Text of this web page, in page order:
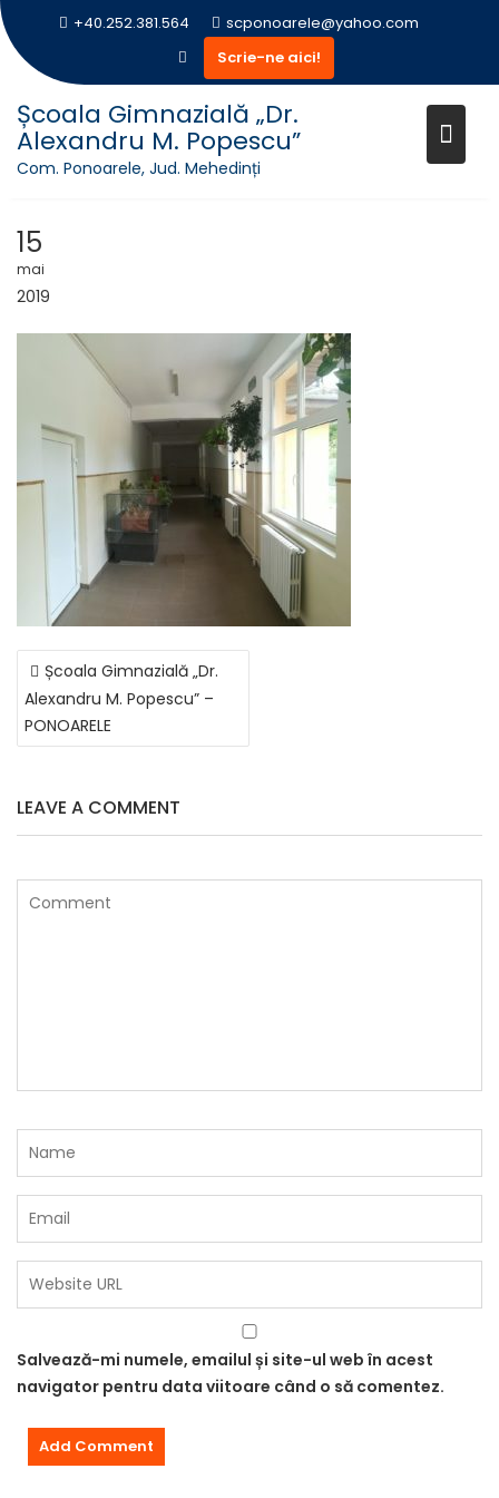
content
+40.252.381.564
scponoarele@yahoo.com
Scrie-ne aici!
Școala Gimnazială „Dr.
Alexandru M. Popescu”
Com. Ponoarele, Jud. Mehedinți
SCOALA-PONOARELE-08
15
mai
2019
NAVIGARE
ÎN
ARTICOLE
Școala Gimnazială „Dr.
Alexandru M. Popescu” –
PONOARELE
LEAVE A COMMENT
Salvează-mi numele, emailul și site-ul web în acest
navigator pentru data viitoare când o să comentez.